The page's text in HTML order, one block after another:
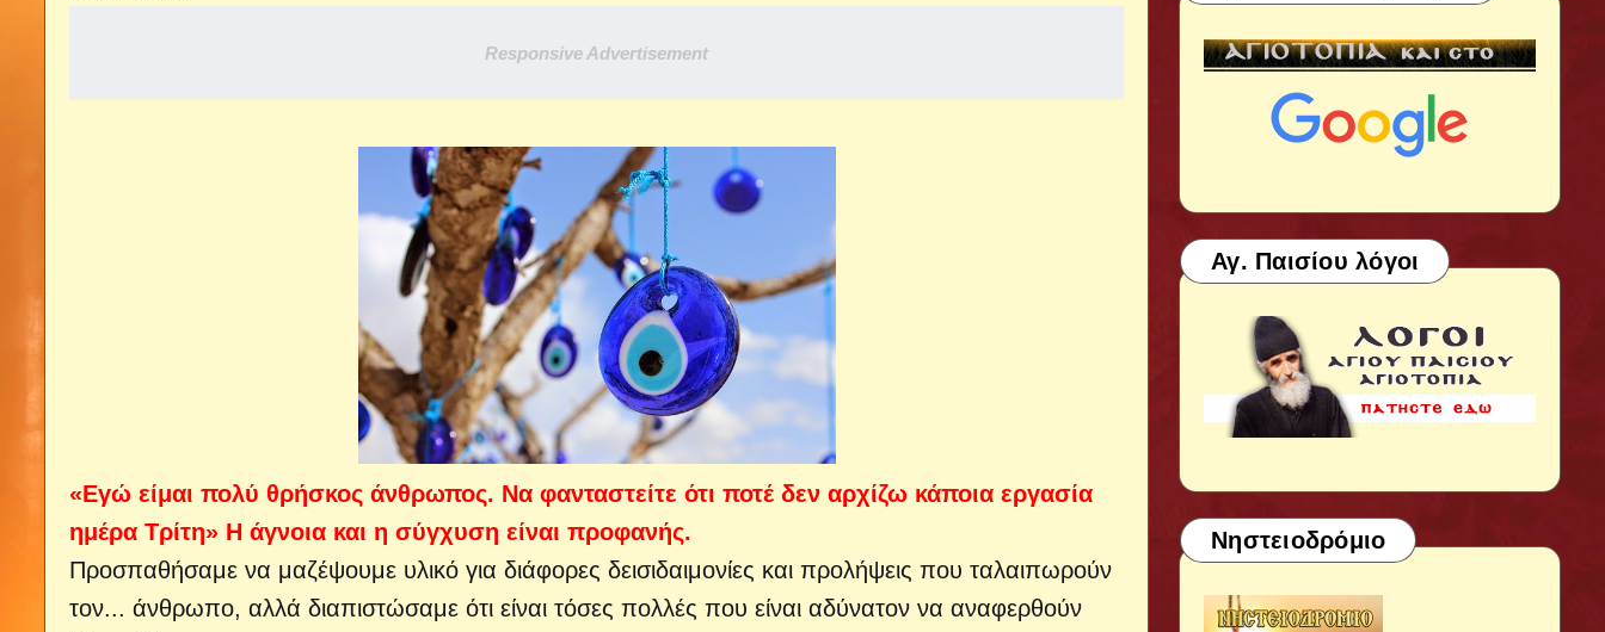
Responsive Advertisement
«Εγώ είμαι πολύ θρήσκος άνθρωπος. Να φανταστείτε ότι ποτέ δεν αρχίζω κάποια εργασία
ημέρα Τρίτη» Η άγνοια και η σύγχυση είναι προφανής.
Προσπαθήσαμε να μαζέψουμε υλικό για διάφορες δεισιδαιμονίες και προλήψεις που ταλαιπωρούν
τον... άνθρωπο, αλλά διαπιστώσαμε ότι είναι τόσες πολλές που είναι αδύνατον να αναφερθούν
Αγ. Παισίου λόγοι
Νηστειοδρόμιο